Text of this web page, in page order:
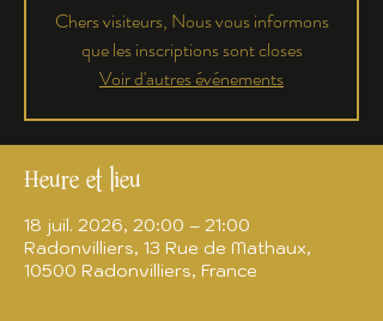
Chers visiteurs, Nous vous informons
que les inscriptions sont closes
Voir d'autres événements
Heure et lieu
18 juil. 2026, 20:00 – 21:00
Radonvilliers, 13 Rue de Mathaux,
10500 Radonvilliers, France